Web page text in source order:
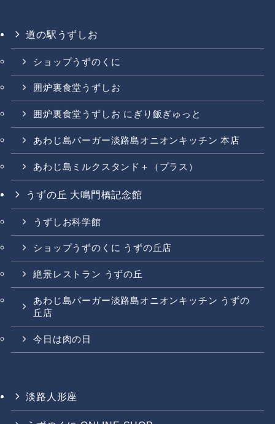
道の駅うずしお
ショップうずのくに
囲炉裏食堂うずしお
囲炉裏食堂うずしお にぎり飯ぎゅっと
あわじ島バーガー淡路島オニオンキッチン 本店
あわじ島ミルクスタンド＋（プラス）
うずの丘 大鳴門橋記念館
うずしお科学館
ショップうずのくに うずの丘店
絶景レストラン うずの丘
あわじ島バーガー淡路島オニオンキッチン うずの
丘店
今日は肉の日
淡路人形座